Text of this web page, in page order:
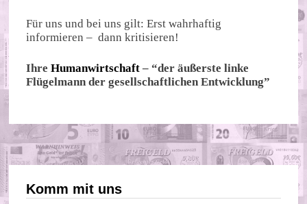
Für uns und bei uns gilt: Erst wahrhaftig
informieren – dann kritisieren!
IhreHumanwirtschaft – “der äußerste linke
Flügelmann der gesellschaftlichen Entwicklung”
Komm mit uns